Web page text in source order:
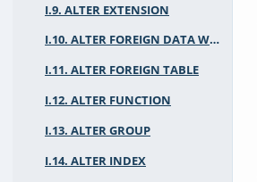
I.9. ALTER EXTENSION
I.10. ALTER FOREIGN DATA WRAPPER
I.11. ALTER FOREIGN TABLE
I.12. ALTER FUNCTION
I.13. ALTER GROUP
I.14. ALTER INDEX